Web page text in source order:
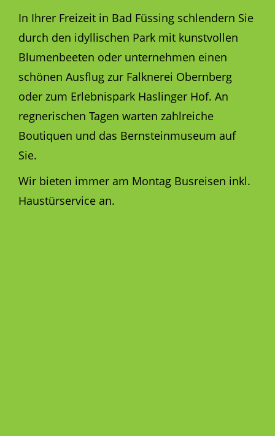
In Ihrer Freizeit in Bad Füssing schlendern Sie
durch den idyllischen Park mit kunstvollen
Blumenbeeten oder unternehmen einen
schönen Ausflug zur Falknerei Obernberg
oder zum Erlebnispark Haslinger Hof. An
regnerischen Tagen warten zahlreiche
Boutiquen und das Bernsteinmuseum auf
Sie.
Wir bieten immer am Montag Busreisen inkl.
Haustürservice an.